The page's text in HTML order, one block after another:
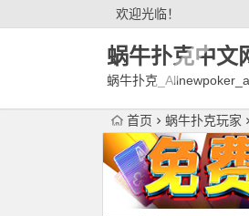
欢迎光临！
蜗牛扑克中文
蜗牛扑克
首页 蜗牛扑克玩家